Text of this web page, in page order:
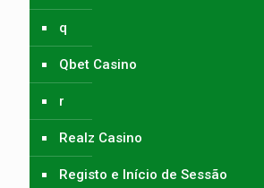
q
Qbet Casino
r
Realz Casino
Registo e Início de Sessão